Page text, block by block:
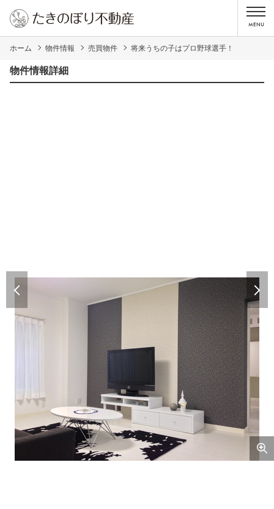
ホーム 物件情報 売買物件 将来うちの子はプロ野球選手！
物件情報詳細